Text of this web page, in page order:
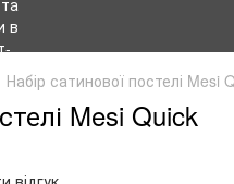
Набір сатинової постелі Mesi
Mesi Quick